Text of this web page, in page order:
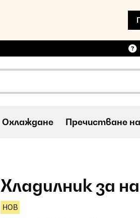
Охлаждане Пречистване
Хладилник за
НОВ